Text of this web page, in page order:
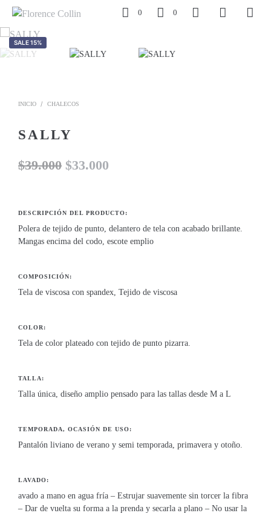
0 0
SALE 15%
INICIO / CHALECOS
SALLY
$39.000 El
era:
$39.000.
$33.000
es:
$33.000.
DESCRIPCIÓN DEL PRODUCTO:
Polera de tejido de punto, delantero de tela con acabado brillante.
Mangas encima del codo, escote emplio
COMPOSICIÓN:
Tela de viscosa con spandex, Tejido de viscosa
COLOR:
Tela de color plateado con tejido de punto pizarra.
TALLA:
Talla única, diseño amplio pensado para las tallas desde M a L
TEMPORADA, OCASIÓN DE USO:
Pantalón liviano de verano y semi temporada, primavera y otoño.
LAVADO:
avado a mano en agua fría – Estrujar suavemente sin torcer la fibra
– Dar de vuelta su forma a la prenda y secarla a plano – No usar la